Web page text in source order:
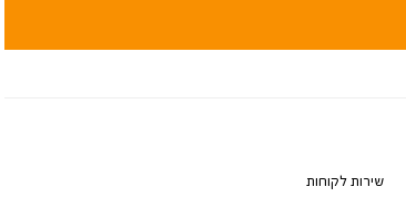
שירות לקוחות